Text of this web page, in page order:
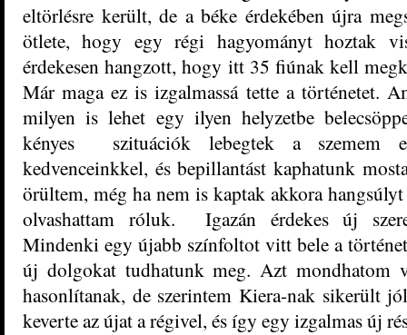
eltörlésre került, de a béke érdekében újra
ötlete, hogy egy régi hagyományt hoztak
érdekesen hangzott, hogy itt 35 fiúnak kell
Már maga ez is izgalmassá tette a történetet.
milyen is lehet egy ilyen helyzetbe
kényes szituációk lebegtek a szemem
kedvenceinkkel, és bepillantást kaphatunk
örültem, még ha nem is kaptak akkora
olvashattam róluk. Igazán érdekes új
Mindenki egy újabb színfoltot vitt bele a
új dolgokat tudhatunk meg. Azt mondhatom
hasonlítanak, de szerintem Kiera-nak sikerült
keverte az újat a régivel, és így egy izgalmas új